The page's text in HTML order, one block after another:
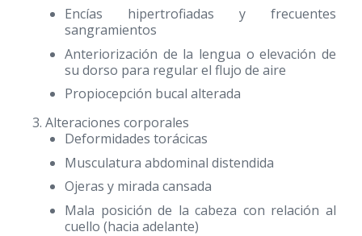
Encías hipertrofiadas y frecuentes
sangramientos
Anteriorización de la lengua o elevación de
su dorso para regular el flujo de aire
Propiocepción bucal alterada
Alteraciones corporales
Deformidades torácicas
Musculatura abdominal distendida
Ojeras y mirada cansada
Mala posición de la cabeza con relación al
cuello (hacia adelante)